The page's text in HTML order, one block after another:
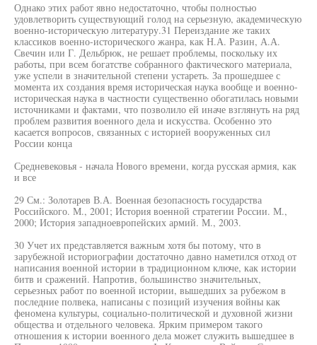
Однако этих работ явно недостаточно, чтобы полностью
удовлетворить существующий голод на серьезную, академическую
военно-историческую литературу.31 Переиздание же таких
классиков военно-исторического жанра, как Н.А. Разин, А.А.
Свечин или Г. Дельбрюк, не решает проблемы, поскольку их
работы, при всем богатстве собранного фактического материала,
уже успели в значительной степени устареть. За прошедшее с
момента их создания время историческая наука вообще и военно-
историческая наука в частности существенно обогатилась новыми
источниками и фактами, что позволило ей иначе взглянуть на ряд
проблем развития военного дела и искусства. Особенно это
касается вопросов, связанных с историей вооруженных сил
России конца
Средневековья - начала Нового времени, когда русская армия, как
и все
29 См.: Золотарев В.А. Военная безопасность государства
Российского. М., 2001; История военной стратегии России. М.,
2000; История западноевропейских армий. М., 2003.
30 Учет их представляется важным хотя бы потому, что в
зарубежной историографии достаточно давно наметился отход от
написания военной истории в традиционном ключе, как истории
битв и сражений. Напротив, большинство значительных,
серьезных работ по военной истории, вышедших за рубежом в
последние полвека, написаны с позиций изучения войны как
феномена культуры, социально-политической и духовной жизни
общества и отдельного человека. Ярким примером такого
отношения к истории военного дела может служить вышедшее в